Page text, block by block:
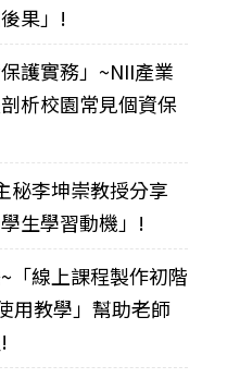
果」!
護實務」~NII產業
析校園常見個資保
秘李坤崇教授分享
生學習動機」!
「線上課程製作初階
用教學」幫助老師